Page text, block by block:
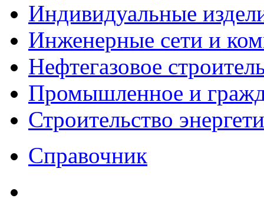
Индивидуальные
Инженерные сети и
Нефтегазовое
Промышленное и
Строительство
Справочник